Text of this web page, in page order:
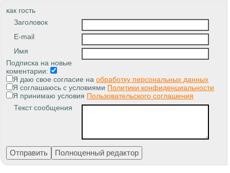
как гость
Заголовок
E-mail
Имя
Подписка на новые
коментарии:
Я даю свое согласие на обработку персональных данных
Я соглашаюсь с условиями Политики конфиденциальности
Я принимаю условия Пользовательского соглашения
Текст сообщения